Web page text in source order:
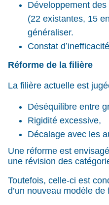
Développement
(22 existantes, 15
généraliser.
Constat
Réforme de la filière
La filière actuelle est
Déséquilibre entre
Rigidité excessive,
Décalage avec les
Une réforme est
une révision des
Toutefois, celle-ci est
d’un nouveau modèle de